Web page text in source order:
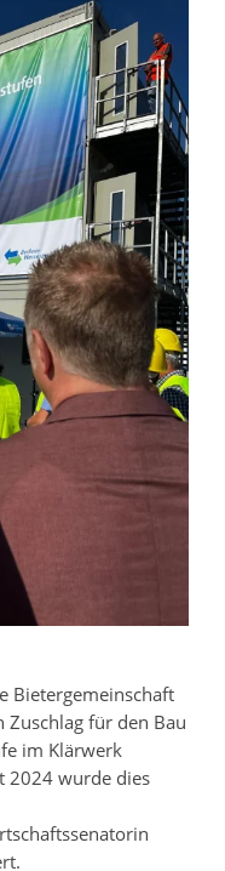
Bietergemeinschaft
Zuschlag für den Bau
im Klärwerk
2024 wurde dies